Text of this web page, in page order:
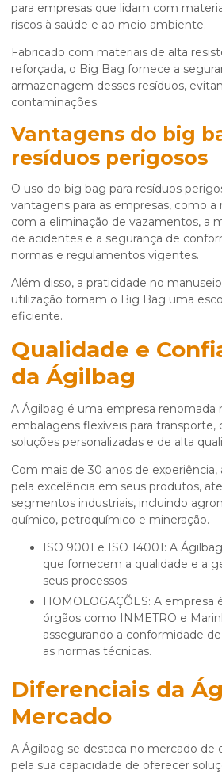
para empresas que lidam com
riscos à saúde e ao meio ambiente.
Fabricado com materiais de alta
reforçada, o Big Bag fornece a
armazenagem desses resíduos,
contaminações.
Vantagens do big
resíduos perigosos
O uso do big bag para resíduos
vantagens para as empresas, como
com a eliminação de vazamentos, a
de acidentes e a segurança de
normas e regulamentos vigentes.
Além disso, a praticidade no
utilização tornam o Big Bag uma
eficiente.
Qualidade e
da Ágilbag
A Ágilbag é uma empresa renomada
embalagens flexíveis para
soluções personalizadas e de alta
Com mais de 30 anos de experiência,
pela excelência em seus produtos,
segmentos industriais, incluindo
químico, petroquímico e mineração.
que fornecem a qualidade e a
seus processos.
HOMOLOGAÇÕES: A empresa é homologada por
órgãos como INMETRO e
assegurando a conformidade
as normas técnicas.
Diferenciais da
Mercado
A Ágilbag se destaca no mercado de
pela sua capacidade de oferecer